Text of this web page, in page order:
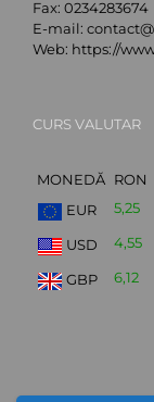
Fax: 0234283674
E-mail:
Web: https://
CURS VALUTAR
MONEDĂ RON
EUR
5,25
USD 4,55
GBP 6,12